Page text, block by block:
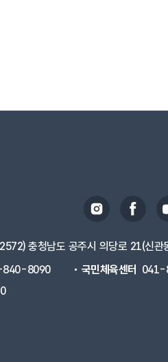
충청남도 공주시 의당로 21(신관
8090 국민체육센터
041-